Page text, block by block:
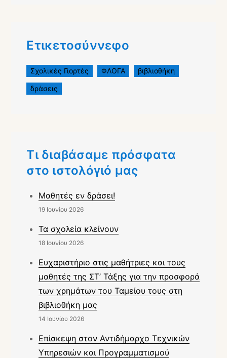
Ετικετοσύννεφο
Σχολικές Γιορτές ΦΛΟΓΑ βιβλιοθήκη
δράσεις
Τι διαβάσαμε πρόσφατα
στο ιστολόγιό μας
Μαθητές εν δράσει!
19 Ιουνίου 2026
Τα σχολεία κλείνουν
18 Ιουνίου 2026
Ευχαριστήριο στις μαθήτριες και τους
μαθητές της ΣΤ’ Τάξης για την προσφορά
των χρημάτων του Ταμείου τους στη
βιβλιοθήκη μας
14 Ιουνίου 2026
Επίσκεψη στον Αντιδήμαρχο Τεχνικών
Υπηρεσιών και Προγραμματισμού